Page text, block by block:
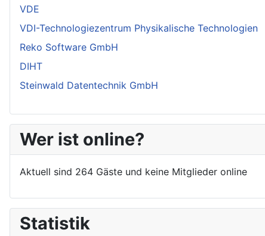
VDE
VDI-Technologiezentrum Physikalische Technologien
Reko Software GmbH
DIHT
Steinwald Datentechnik GmbH
Wer ist online?
Aktuell sind 264 Gäste und keine Mitglieder online
Statistik